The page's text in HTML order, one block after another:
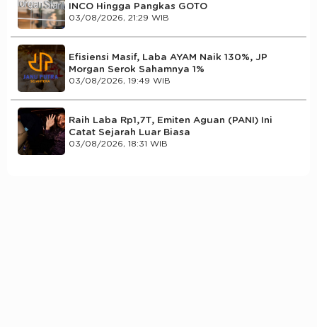
INCO Hingga Pangkas GOTO
03/08/2026, 21:29 WIB
Efisiensi Masif, Laba AYAM Naik 130%, JP
Morgan Serok Sahamnya 1%
03/08/2026, 19:49 WIB
Raih Laba Rp1,7T, Emiten Aguan (PANI) Ini
Catat Sejarah Luar Biasa
03/08/2026, 18:31 WIB